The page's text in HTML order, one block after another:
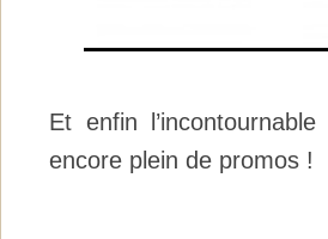
Et enfin l’incontournable
encore plein de promos !